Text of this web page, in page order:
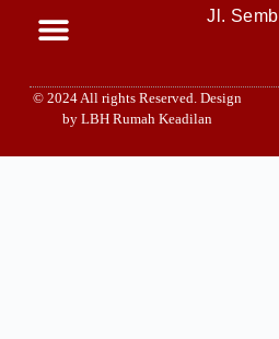
Jl.
© 2024 All rights Reserved. Design
by LBH Rumah Keadilan